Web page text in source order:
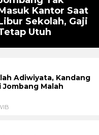
Kantor Saat
Sekolah, Gaji
Utuh
Adiwiyata, Kandang
Jombang Malah